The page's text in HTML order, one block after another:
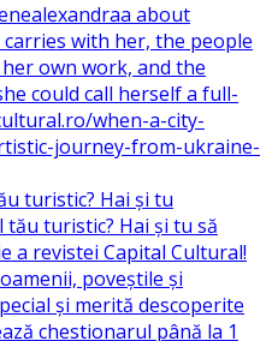
turistic? Hai și tu